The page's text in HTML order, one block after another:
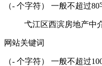
（- 个字符） 一般不超过80
弋江区西滨房地产中
网站关键词
（- 个字符） 一般不超过